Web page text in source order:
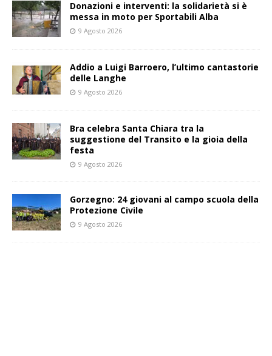
Donazioni e interventi: la solidarietà si è
messa in moto per Sportabili Alba
9 Agosto 2026
Addio a Luigi Barroero, l’ultimo cantastorie
delle Langhe
9 Agosto 2026
Bra celebra Santa Chiara tra la
suggestione del Transito e la gioia della
festa
9 Agosto 2026
Gorzegno: 24 giovani al campo scuola della
Protezione Civile
9 Agosto 2026